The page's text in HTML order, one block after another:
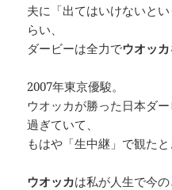
夫に「出てはいけないと
らい、
ダービーは全力でウオッカ
2007年東京優駿。
ウオッカが勝った日本ダ
過ぎていて、
もはや「生中継」で観たと
ウオッカは私が人生で今の